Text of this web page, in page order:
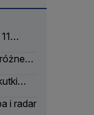
i radar